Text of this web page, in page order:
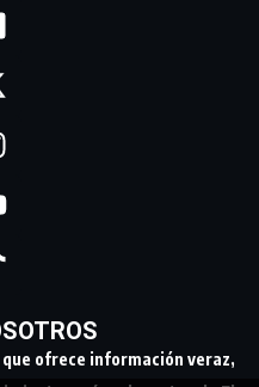
ofrece información veraz,